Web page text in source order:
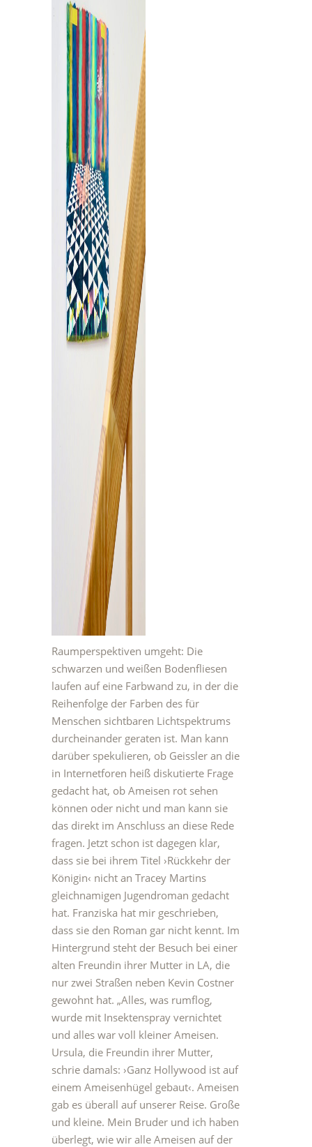
Raumperspektiven umgeht: Die
schwarzen und weißen Bodenfliesen
laufen auf eine Farbwand zu, in der die
Reihenfolge der Farben des für
Menschen sichtbaren Lichtspektrums
durcheinander geraten ist. Man kann
darüber spekulieren, ob Geissler an die
in Internetforen heiß diskutierte Frage
gedacht hat, ob Ameisen rot sehen
können oder nicht und man kann sie
das direkt im Anschluss an diese Rede
fragen. Jetzt schon ist dagegen klar,
dass sie bei ihrem Titel ›Rückkehr der
Königin‹ nicht an Tracey Martins
gleichnamigen Jugendroman gedacht
hat. Franziska hat mir geschrieben,
dass sie den Roman gar nicht kennt. Im
Hintergrund steht der Besuch bei einer
alten Freundin ihrer Mutter in LA, die
nur zwei Straßen neben Kevin Costner
gewohnt hat. „Alles, was rumflog,
wurde mit Insektenspray vernichtet
und alles war voll kleiner Ameisen.
Ursula, die Freundin ihrer Mutter,
schrie damals: ›Ganz Hollywood ist auf
einem Ameisenhügel gebaut‹. Ameisen
gab es überall auf unserer Reise. Große
und kleine. Mein Bruder und ich haben
überlegt, wie wir alle Ameisen auf der